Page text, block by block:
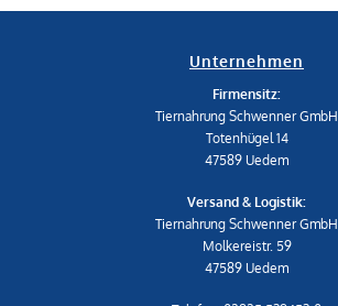
Unternehmen
Firmensitz:
Tiernahrung Schwenner GmbH
Totenhügel 14
47589 Uedem
Versand & Logistik:
Tiernahrung Schwenner GmbH
Molkereistr. 59
47589 Uedem